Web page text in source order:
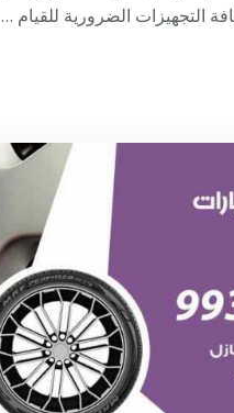
التجهيزات الضرورية للقيام …